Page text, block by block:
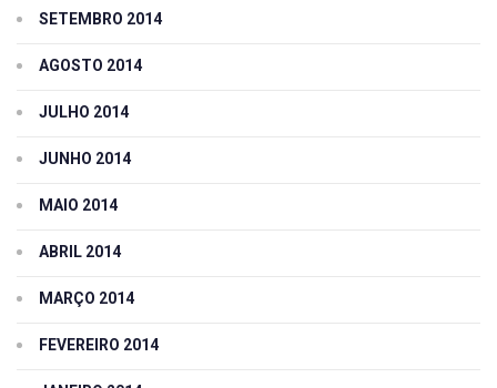
SETEMBRO 2014
AGOSTO 2014
JULHO 2014
JUNHO 2014
MAIO 2014
ABRIL 2014
MARÇO 2014
FEVEREIRO 2014